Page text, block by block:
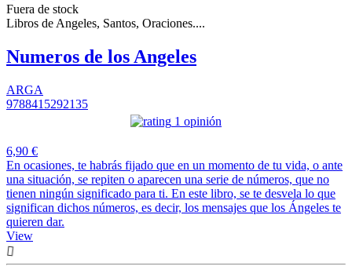
Fuera de stock
Libros de Angeles, Santos, Oraciones....
Numeros de los Angeles
ARGA
9788415292135
1 opinión
6,90 €
En ocasiones, te habrás fijado que en un momento de tu vida, o ante
una situación, se repiten o aparecen una serie de números, que no
tienen ningún significado para ti. En este libro, se te desvela lo que
significan dichos números, es decir, los mensajes que los Ángeles te
quieren dar.
View